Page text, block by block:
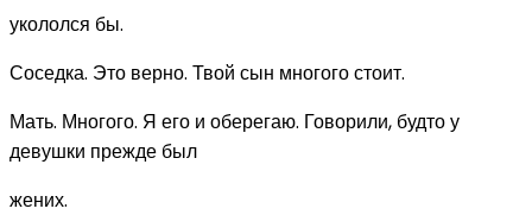
укололся бы.
Соседка. Это верно. Твой сын многого стоит.
Мать. Многого. Я его и оберегаю. Говорили, будто у
девушки прежде был
жених.